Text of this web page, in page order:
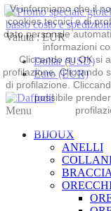
Valuta : EUR
Dollar (USD)
Euro (EUR)
Menu
BIJOUX
ANELLI
Vi informiamo che il
cookies tecnici e di
dato personale
informazioni
Cliccando su OK si
profilazione. Cliccando
di profilazione.
possibile